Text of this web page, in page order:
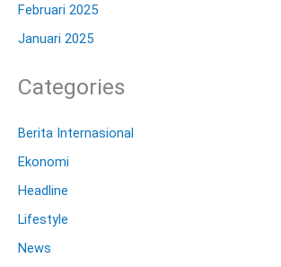
Februari 2025
Januari 2025
Categories
Berita Internasional
Ekonomi
Headline
Lifestyle
News